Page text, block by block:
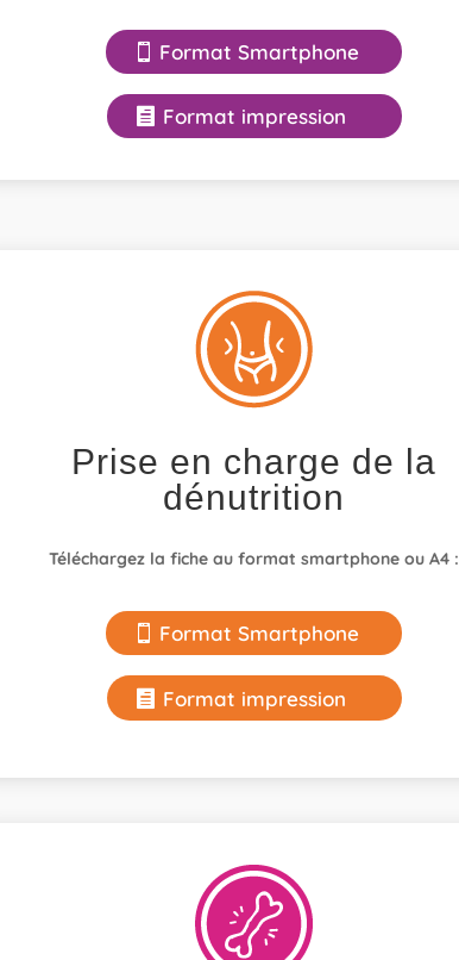
Format Smartphone
Format impression
Prise en charge de la
dénutrition
Téléchargez la fiche au format smartphone ou A4 :
Format Smartphone
Format impression